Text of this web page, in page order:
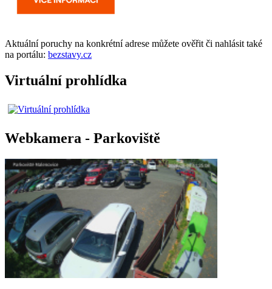
Aktuálníporuchy na konkrétní adrese můžete ověřit či nahlásit také
na portálu: bezstavy.cz
Virtuální prohlídka
Webkamera - Parkoviště